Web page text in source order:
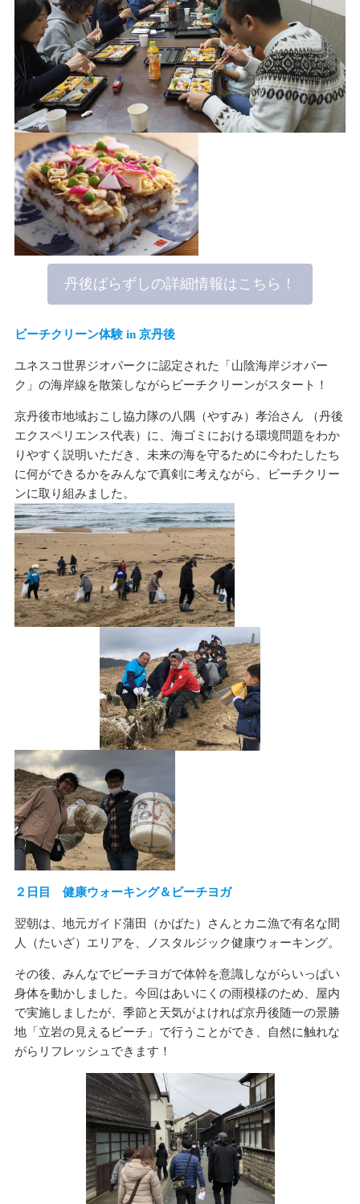
丹後ばらずしの詳細情報はこちら！
ビーチクリーン体験 in 京丹後
ユネスコ世界ジオパークに認定された「山陰海岸ジオパー
ク」の海岸線を散策しながらビーチクリーンがスタート！
京丹後市地域おこし協力隊の八隅（やすみ）孝治さん （丹後
エクスペリエンス代表）に、海ゴミにおける環境問題をわか
りやすく説明いただき、未来の海を守るために今わたしたち
に何ができるかをみんなで真剣に考えながら、ビーチクリー
ンに取り組みました。
２日目 健康ウォーキング＆ビーチヨガ
翌朝は、地元ガイド蒲田（かばた）さんとカニ漁で有名な間
人（たいざ）エリアを、ノスタルジック健康ウォーキング。
その後、みんなでビーチヨガで体幹を意識しながらいっぱい
身体を動かしました。今回はあいにくの雨模様のため、屋内
で実施しましたが、季節と天気がよければ京丹後随一の景勝
地「立岩の見えるビーチ」で行うことができ、自然に触れな
がらリフレッシュできます！